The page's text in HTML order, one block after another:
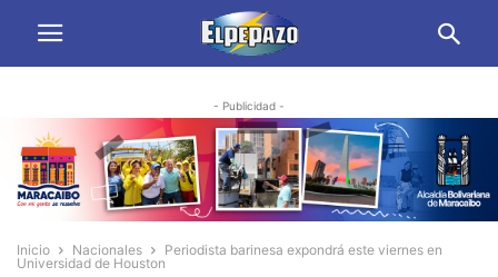
- Publicidad -
Inicio Nacionales
Periodista barinesa expondrá este viernes en
Universidad de Houston